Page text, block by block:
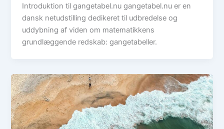
Introduktion til gangetabel.nu gangetabel.nu er en
dansk netudstilling dedikeret til udbredelse og
uddybning af viden om matematikkens
grundlæggende redskab: gangetabeller.